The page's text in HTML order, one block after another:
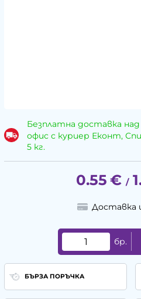
Безплатна доставка над
офис с куриер Еконт,
5 кг.
0.55 € /
Доставка
бр.
БЪРЗА ПОРЪЧКА